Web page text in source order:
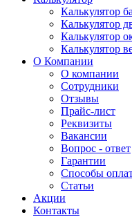
Калькулятор
Калькулятор
Калькулятор
Калькулятор
О Компании
О компании
Сотрудники
Отзывы
Прайс-лист
Реквизиты
Вакансии
Вопрос - ответ
Гарантии
Способы
Статьи
Акции
Контакты